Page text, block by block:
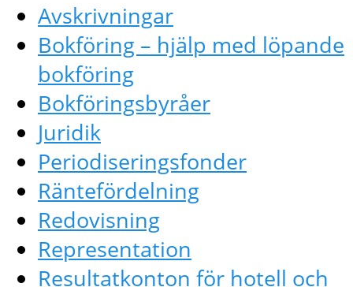
Avskrivningar
Bokföring – hjälp med löpande
bokföring
Bokföringsbyråer
Juridik
Periodiseringsfonder
Räntefördelning
Redovisning
Representation
Resultatkonton för hotell och